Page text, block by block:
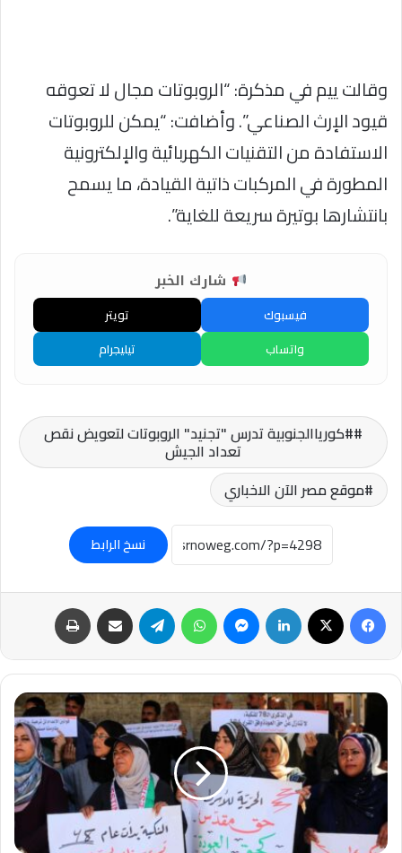
وقالت ييم في مذكرة: “الروبوتات مجال لا تعوقه
قيود الإرث الصناعي”. وأضافت: “يمكن للروبوتات
الاستفادة من التقنيات الكهربائية والإلكترونية
المطورة في المركبات ذاتية القيادة، ما يسمح
بانتشارها بوتيرة سريعة للغاية”.
شارك الخبر
فيسبوك
تويتر
واتساب
تيليجرام
#كورياالجنوبية تدرس "تجنيد" الروبوتات لتعويض نقص
تعداد الجيش
موقع مصر الآن الاخباري
نسخ الرابط
فيسبوك لينكدإن ماسنجر واتساب تيلقرام مشاركة عبر البريد
عاجل-
الكنيست
يقرّ
محكمة
عسكرية
خاصة
لمعتقلي
7